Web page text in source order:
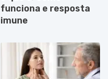
funciona e resposta
imune